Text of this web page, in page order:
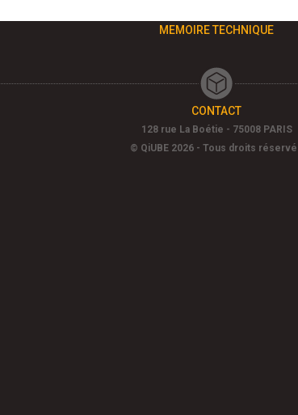
MEMOIRE TECHNIQUE
CONTACT
128 rue La Boétie - 75008 PARIS
© QiUBE 2026 - Tous droits